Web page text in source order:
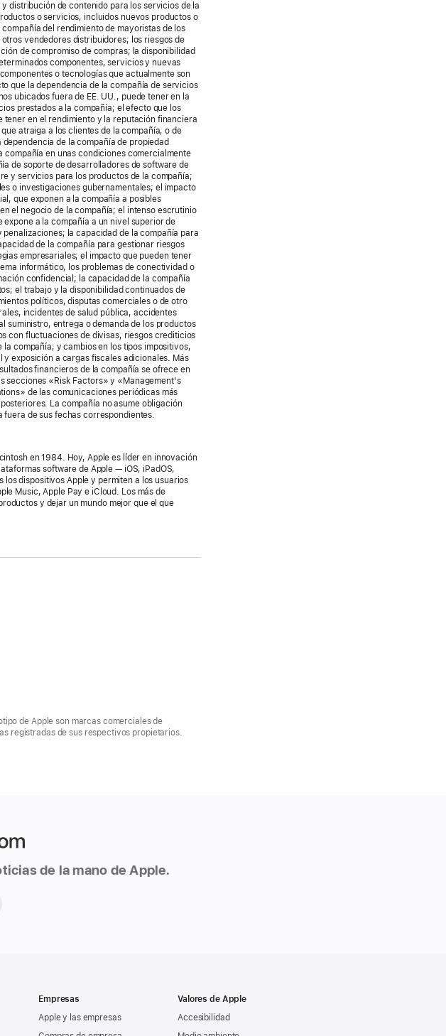
distribución de contenido para los servicios de la
o servicios, incluidos nuevos productos o
del rendimiento de mayoristas de los
vendedores distribuidores; los riesgos de
de compromiso de compras; la disponibilidad
componentes, servicios y nuevas
o tecnologías que actualmente son
que la dependencia de la compañía de servicios
ubicados fuera de EE. UU., puede tener en la
prestados a la compañía; el efecto que los
en el rendimiento y la reputación financiera
atraiga a los clientes de la compañía, o de
de la compañía de propiedad
en unas condiciones comercialmente
de soporte de desarrolladores de software de
y servicios para los productos de la compañía;
o investigaciones gubernamentales; el impacto
que exponen a la compañía a posibles
el negocio de la compañía; el intenso escrutinio
a la compañía a un nivel superior de
la capacidad de la compañía para
de la compañía para gestionar riesgos
empresariales; el impacto que pueden tener
informático, los problemas de conectividad o
confidencial; la capacidad de la compañía
el trabajo y la disponibilidad continuados de
políticos, disputas comerciales o de otro
incidentes de salud pública, accidentes
suministro, entrega o demanda de los productos
con fluctuaciones de divisas, riesgos crediticios
compañía; y cambios en los tipos impositivos,
exposición a cargas fiscales adicionales. Más
financieros de la compañía se ofrece en
secciones «Risk Factors» y «Management's
de las comunicaciones periódicas más
La compañía no asume obligación
de sus fechas correspondientes.
en 1984. Hoy, Apple es líder en innovación
software de Apple — iOS, iPadOS,
dispositivos Apple y permiten a los usuarios
Music, Apple Pay e iCloud. Los más de
y dejar un mundo mejor que el que
de Apple son marcas comerciales de
registradas de sus respectivos propietarios.
de la mano de Apple.
Empresas
Apple y las empresas
Valores de Apple
Accesibilidad